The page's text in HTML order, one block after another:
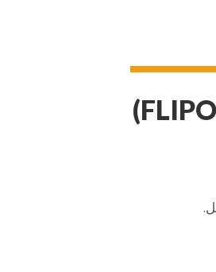
مهرجان بوسوس دي كالداس الدولي للأدب (FLIPOCOS)